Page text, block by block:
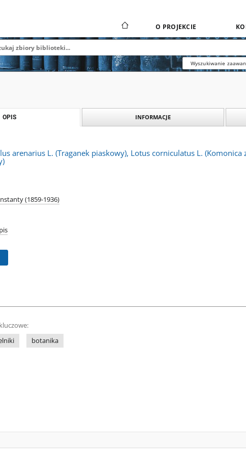
O PROJEKCIE
Wyszukiwanie
OPIS INFORMACJE
arenarius L. (Traganek piaskowy), Lotus corniculatus L.
(1859-1936)
botanika